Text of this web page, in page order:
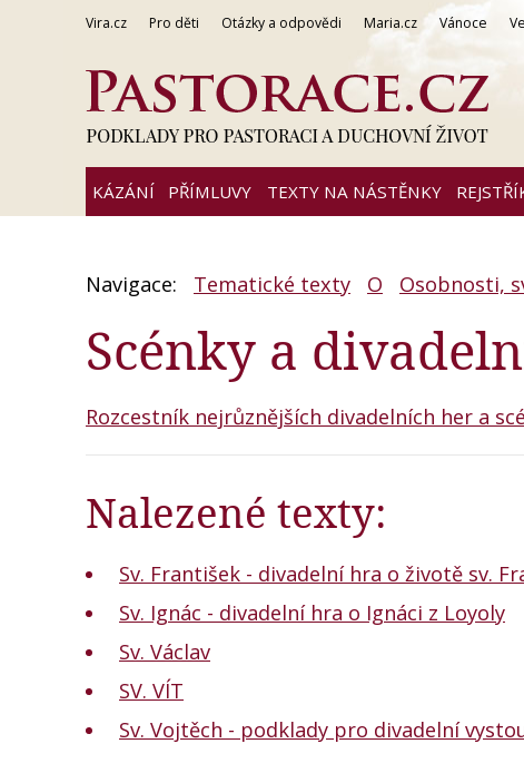
Vira.cz Pro děti Otázky a odpovědi Maria.cz Vánoce
KÁZÁNÍ PŘÍMLUVY TEXTY NA NÁSTĚNKY
Navigace: Tematické texty O Osobnosti,
Scénky a
Rozcestník nejrůznějších divadelních her a
Nalezené texty:
Sv. František - divadelní hra o životě sv.
Sv. Ignác - divadelní hra o Ignáci z Loyoly
Sv. Václav
SV. VÍT
Sv. Vojtěch - podklady pro divadelní